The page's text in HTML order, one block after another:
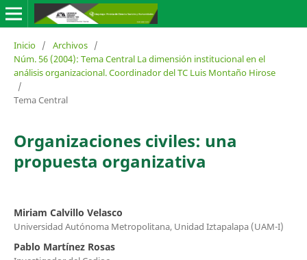
Inicio / Archivos /
Núm. 56 (2004): Tema Central La dimensión institucional en el
análisis organizacional. Coordinador del TC Luis Montaño Hirose
/
Tema Central
Organizaciones civiles: una
propuesta organizativa
Miriam Calvillo Velasco
Universidad Autónoma Metropolitana, Unidad Iztapalapa (UAM-I)
Pablo Martínez Rosas